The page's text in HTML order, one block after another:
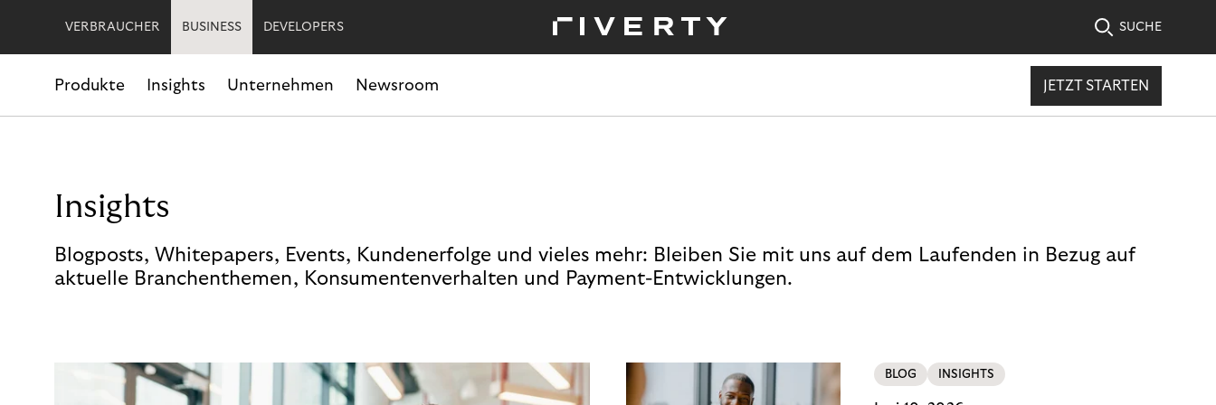
VERBRAUCHER BUSINESS DEVELOPERS SUCHE
Produkte Insights Unternehmen Newsroom JETZT STARTEN
Insights
Blogposts, Whitepapers, Events, Kundenerfolge und vieles mehr: Bleiben Sie mit uns auf dem Laufenden in Bezug auf
aktuelle Branchenthemen, Konsumentenverhalten und Payment-Entwicklungen.
BLOG INSIGHTS